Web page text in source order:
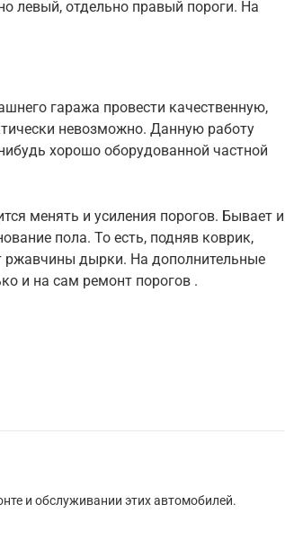
левый, отдельно правый пороги. На
гаража провести качественную,
невозможно. Данную работу
хорошо оборудованной частной
менять и усиления порогов. Бывает и
пола. То есть, подняв коврик,
ржавчины дырки. На дополнительные
и на сам ремонт порогов .
и обслуживании этих автомобилей.